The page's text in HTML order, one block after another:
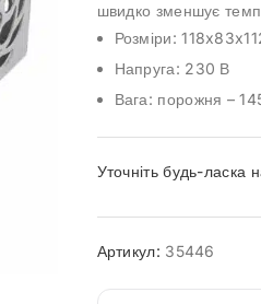
швидко зменшує
Розміри:
Напруга: 230 В
Вага: порожня –
Уточніть будь-ласка
Артикул: 35446